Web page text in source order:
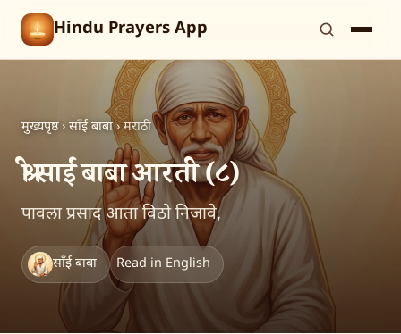
Hindu Prayers App
मुख्यपृष्ठ › साँई बाबा › मराठी
श्री साईं बाबा आरती (८)
पावला प्रसाद आता विठो निजावे,
साँई बाबा Read in English